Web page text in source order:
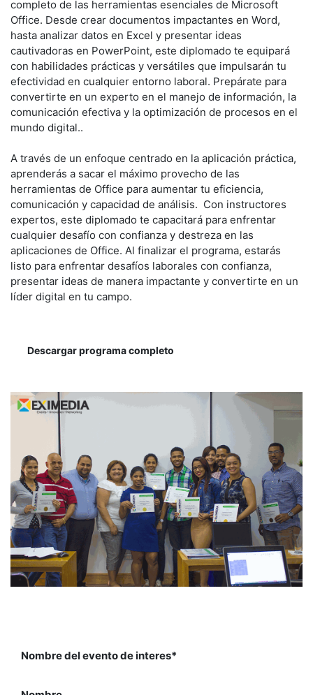
completo de las herramientas esenciales de Microsoft
Office. Desde crear documentos impactantes en Word,
hasta analizar datos en Excel y presentar ideas
cautivadoras en PowerPoint, este diplomado te equipará
con habilidades prácticas y versátiles que impulsarán tu
efectividad en cualquier entorno laboral. Prepárate para
convertirte en un experto en el manejo de información, la
comunicación efectiva y la optimización de procesos en el
mundo digital..
A través de un enfoque centrado en la aplicación práctica,
aprenderás a sacar el máximo provecho de las
herramientas de Office para aumentar tu eficiencia,
comunicación y capacidad de análisis. Con instructores
expertos, este diplomado te capacitará para enfrentar
cualquier desafío con confianza y destreza en las
aplicaciones de Office. Al finalizar el programa, estarás
listo para enfrentar desafíos laborales con confianza,
presentar ideas de manera impactante y convertirte en un
líder digital en tu campo.
Descargar programa completo
Nombre del evento de interes*